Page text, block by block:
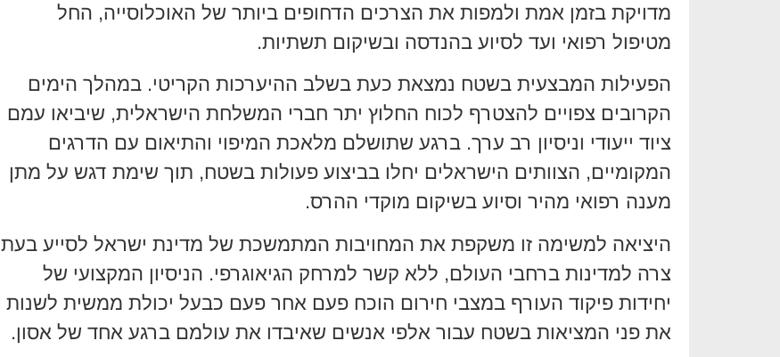
מדויקת בזמן אמת ולמפות את הצרכים הדחופים ביותר של האוכלוסייה, החל
מטיפול רפואי ועד לסיוע בהנדסה ובשיקום תשתיות.
הפעילות המבצעית בשטח נמצאת כעת בשלב ההיערכות הקריטי. במהלך הימים
הקרובים צפויים להצטרף לכוח החלוץ יתר חברי המשלחת הישראלית, שיביאו עמם
ציוד ייעודי וניסיון רב ערך. ברגע שתושלם מלאכת המיפוי והתיאום עם הדרגים
המקומיים, הצוותים הישראלים יחלו בביצוע פעולות בשטח, תוך שימת דגש על מתן
מענה רפואי מהיר וסיוע בשיקום מוקדי ההרס.
היציאה למשימה זו משקפת את המחויבות המתמשכת של מדינת ישראל לסייע בעת
צרה למדינות ברחבי העולם, ללא קשר למרחק הגיאוגרפי. הניסיון המקצועי של
יחידות פיקוד העורף במצבי חירום הוכח פעם אחר פעם כבעל יכולת ממשית לשנות
את פני המציאות בשטח עבור אלפי אנשים שאיבדו את עולמם ברגע אחד של אסון.